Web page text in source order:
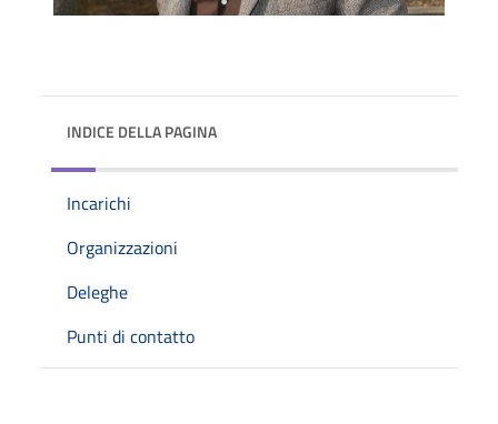
INDICE DELLA PAGINA
Incarichi
Organizzazioni
Deleghe
Punti di contatto